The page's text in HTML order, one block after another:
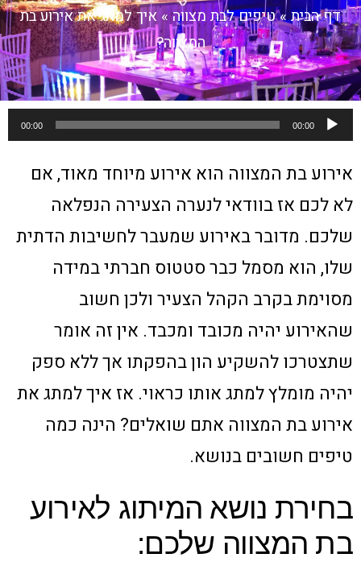
דף הבית»טיפים לבת מצווה» איך למתג את אירוע בת
המצווה?
נגן
00:00
00:00
אירוע בת המצווה הוא אירוע מיוחד מאוד, אם
לא לכם אז בוודאי לנערה הצעירה הנפלאה
שלכם. מדובר באירוע שמעבר לחשיבות הדתית
שלו, הוא מסמל כבר סטטוס חברתי במידה
מסוימת בקרב הקהל הצעיר ולכן חשוב
שהאירוע יהיה מכובד ומכבד. אין זה אומר
שתצטרכו להשקיע הון בהפקתו אך ללא ספק
יהיה מומלץ למתג אותו כראוי. אז איך למתג את
אירוע בת המצווה אתם שואלים? הינה כמה
טיפים חשובים בנושא.
בחירת נושא המיתוג לאירוע
בת המצווה שלכם: